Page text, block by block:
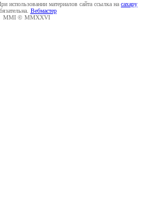
использовании материалов сайта ссылка на caxapу
Вебмастер
MMI © MMXXVI